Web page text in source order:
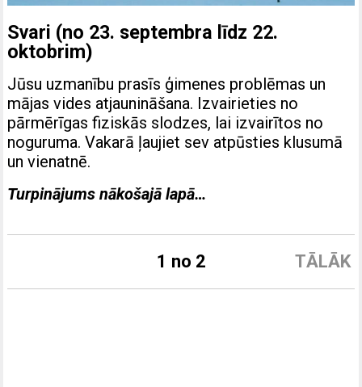
Svari (no 23. septembra līdz 22.
oktobrim)
Jūsu uzmanību prasīs ģimenes problēmas un
mājas vides atjaunināšana. Izvairieties no
pārmērīgas fiziskās slodzes, lai izvairītos no
noguruma. Vakarā ļaujiet sev atpūsties klusumā
un vienatnē.
Turpinājums nākošajā lapā…
TĀLĀK
1 no 2